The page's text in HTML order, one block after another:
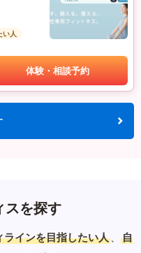
い人
体験・相談予約
スを探す
インを目指したい人 、
自